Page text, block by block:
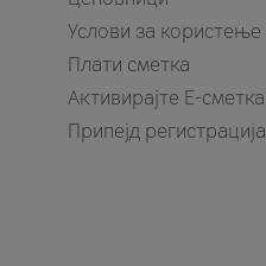
Услови за користење
Плати сметка
Активирајте Е-сметка
Припејд регистрација